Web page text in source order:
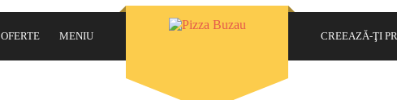
CREEAZĂ-ŢI
OFERTE MENIU